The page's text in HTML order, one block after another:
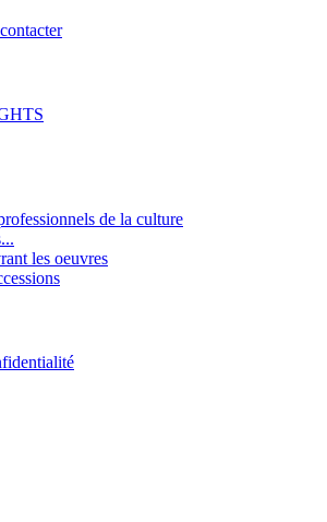
de la culture
les oeuvres